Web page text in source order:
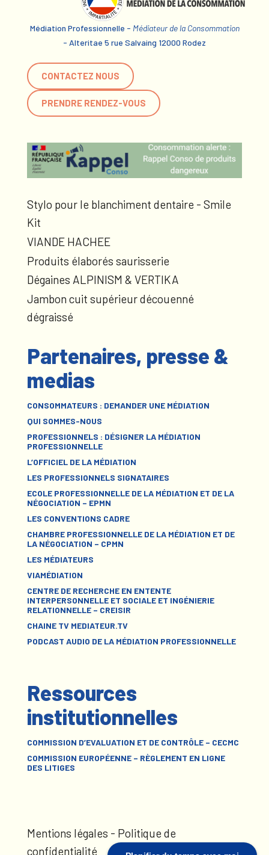
Médiation Professionnelle - Médiateur de la Consommation
- Alteritae 5 rue Salvaing 12000 Rodez
CONTACTEZ NOUS
PRENDRE RENDEZ-VOUS
Stylo pour le blanchiment dentaire - Smile
Kit
VIANDE HACHEE
Produits élaborés saurisserie
Dégaines ALPINISM & VERTIKA
Jambon cuit supérieur découenné
dégraissé
Partenaires, presse &
medias
CONSOMMATEURS : DEMANDER UNE MÉDIATION
QUI SOMMES-NOUS
PROFESSIONNELS : DÉSIGNER LA MÉDIATION
PROFESSIONNELLE
L’OFFICIEL DE LA MÉDIATION
LES PROFESSIONNELS SIGNATAIRES
ECOLE PROFESSIONNELLE DE LA MÉDIATION ET DE LA
NÉGOCIATION – EPMN
LES CONVENTIONS CADRE
CHAMBRE PROFESSIONNELLE DE LA MÉDIATION ET DE
LA NÉGOCIATION – CPMN
LES MÉDIATEURS
VIAMÉDIATION
CENTRE DE RECHERCHE EN ENTENTE
INTERPERSONNELLE ET SOCIALE ET INGÉNIERIE
RELATIONNELLE – CREISIR
CHAINE TV MEDIATEUR.TV
PODCAST AUDIO DE LA MÉDIATION PROFESSIONNELLE
Ressources
institutionnelles
COMMISSION D’EVALUATION ET DE CONTRÔLE – CECMC
COMMISSION EUROPÉENNE – RÈGLEMENT EN LIGNE
DES LITIGES
Mentions légales - Politique de
confidentialité